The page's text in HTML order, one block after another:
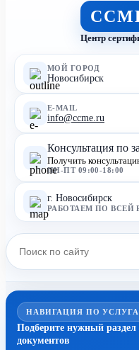
Центр
МОЙ ГОРОД
Новосибирск
E-MAIL
info@ccme.ru
Консультация по
Получить
ПН-ПТ 09:00-18:00
г. Новосибирск
РАБОТАЕМ ПО ВСЕЙ
НАВИГАЦИЯ ПО
Подберите нужный
документов